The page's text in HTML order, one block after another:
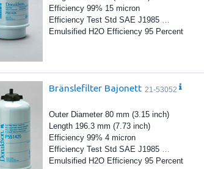
Efficiency 99% 15 micron
Efficiency Test Std SAE J1985
Emulsified H2O Efficiency 95 Percent
Bränslefilter Bajonett 21-53052
Outer Diameter 80 mm (3.15 inch)
Length 196.3 mm (7.73 inch)
Efficiency 99% 4 micron
Efficiency Test Std SAE J1985
Emulsified H2O Efficiency 95 Percent